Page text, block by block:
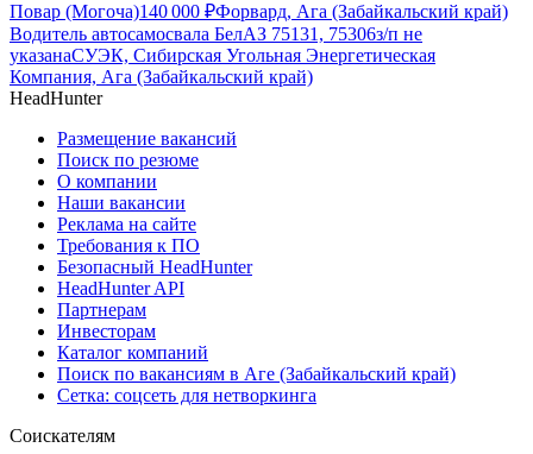
Повар (Могоча)140 000 ₽Форвард, Ага (Забайкальский край)
Водитель автосамосвала БелАЗ 75131, 75306з/п не
указанаСУЭК, Сибирская Угольная Энергетическая
Компания, Ага (Забайкальский край)
HeadHunter
Размещение вакансий
Поиск по резюме
О компании
Наши вакансии
Реклама на сайте
Требования к ПО
Безопасный HeadHunter
HeadHunter API
Партнерам
Инвесторам
Каталог компаний
Поиск по вакансиям в Аге (Забайкальский край)
Сетка: соцсеть для нетворкинга
Соискателям